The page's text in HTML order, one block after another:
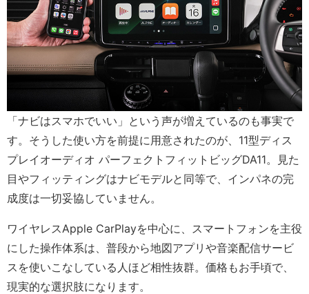
「ナビはスマホでいい」という声が増えているのも事実で
す。そうした使い方を前提に用意されたのが、11型ディス
プレイオーディオ パーフェクトフィットビッグDA11。見た
目やフィッティングはナビモデルと同等で、インパネの完
成度は一切妥協していません。
ワイヤレスApple CarPlayを中心に、スマートフォンを主役
にした操作体系は、普段から地図アプリや音楽配信サービ
スを使いこなしている人ほど相性抜群。価格もお手頃で、
現実的な選択肢になります。